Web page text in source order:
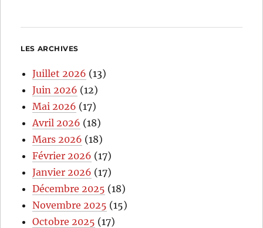
LES ARCHIVES
Juillet 2026 (13)
Juin 2026 (12)
Mai 2026 (17)
Avril 2026 (18)
Mars 2026 (18)
Février 2026 (17)
Janvier 2026 (17)
Décembre 2025 (18)
Novembre 2025 (15)
Octobre 2025 (17)